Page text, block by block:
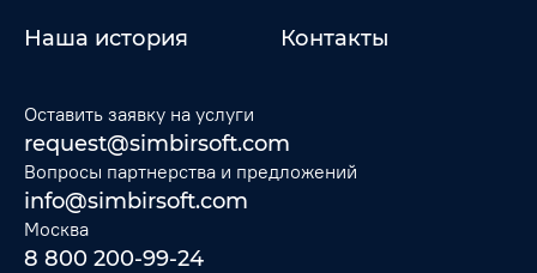
Наша история
Контакты
Оставить заявку на услуги
request@simbirsoft.com
Вопросы партнерства и предложений
info@simbirsoft.com
Москва
8 800 200-99-24